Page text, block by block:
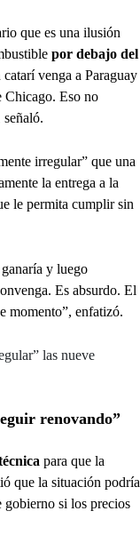
que es una ilusión
por debajo del
venga a Paraguay
Chicago. Eso no
irregular” que una
la entrega a la
le permita cumplir sin
y luego
Es absurdo. El
momento”, enfatizó.
las nueve
renovando”
para que la
que la situación podría
gobierno si los precios